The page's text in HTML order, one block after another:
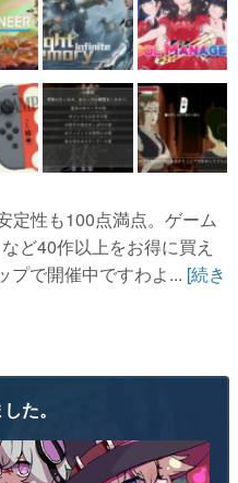
定性も100点満点。ゲーム
ど40作以上をお得に買え
プで開催中ですわよ... [続き
た。